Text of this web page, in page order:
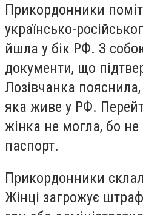
Прикордонники
українсько-
йшла у бік РФ. З
документи, що
Лозівчанка
яка живе у РФ.
жінка не могла, бо
паспорт.
Прикордонники
Жінці загрожує